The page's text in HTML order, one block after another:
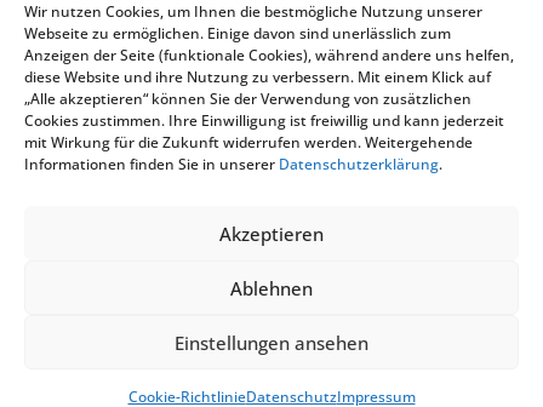
Wir nutzen Cookies, um Ihnen die bestmögliche Nutzung unserer
Webseite zu ermöglichen. Einige davon sind unerlässlich zum
Anzeigen der Seite (funktionale Cookies), während andere uns helfen,
diese Website und ihre Nutzung zu verbessern. Mit einem Klick auf
„Alle akzeptieren“ können Sie der Verwendung von zusätzlichen
Cookies zustimmen. Ihre Einwilligung ist freiwillig und kann jederzeit
mit Wirkung für die Zukunft widerrufen werden. Weitergehende
Informationen finden Sie in unserer Datenschutzerklärung.
Akzeptieren
Ablehnen
Einstellungen ansehen
Cookie-RichtlinieDatenschutzImpressum
© 2024 Narrenbunt 2007 e.V.